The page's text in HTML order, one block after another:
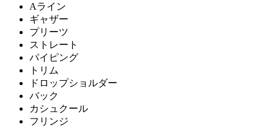
Aライン
ギャザー
プリーツ
ストレート
パイピング
トリム
ドロップショルダー
バック
カシュクール
フリンジ